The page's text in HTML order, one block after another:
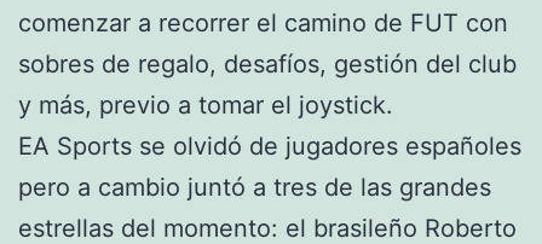
comenzar a recorrer el camino de FUT con
sobres de regalo, desafíos, gestión del club
y más, previo a tomar el joystick.
EA Sports se olvidó de jugadores españoles
pero a cambio juntó a tres de las grandes
estrellas del momento: el brasileño Roberto